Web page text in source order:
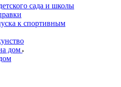
сада и школы
к спортивным
дом